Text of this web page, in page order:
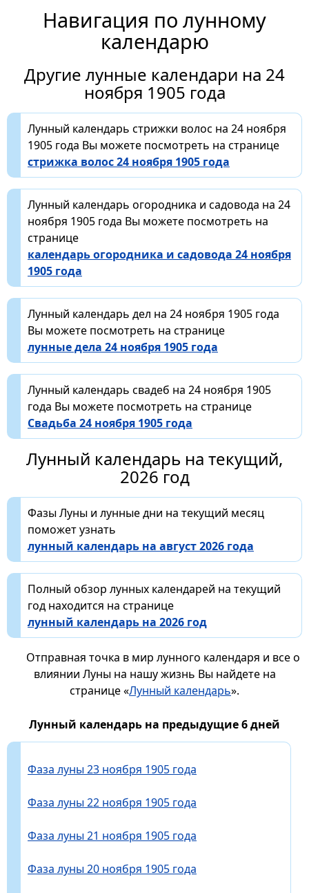
Навигация по лунному
календарю
Другие лунные календари на 24
ноября 1905 года
Лунный календарь стрижки волос на 24 ноября
1905 года Вы можете посмотреть на странице
стрижка волос 24 ноября 1905 года
Лунный календарь огородника и садовода на 24
ноября 1905 года Вы можете посмотреть на
странице
календарь огородника и садовода 24 ноября
1905 года
Лунный календарь дел на 24 ноября 1905 года
Вы можете посмотреть на странице
лунные дела 24 ноября 1905 года
Лунный календарь свадеб на 24 ноября 1905
года Вы можете посмотреть на странице
Свадьба 24 ноября 1905 года
Лунный календарь на текущий,
2026 год
Фазы Луны и лунные дни на текущий месяц
поможет узнать
лунный календарь на август 2026 года
Полный обзор лунных календарей на текущий
год находится на странице
лунный календарь на 2026 год
Отправная точка в мир лунного календаря и все о
влиянии Луны на нашу жизнь Вы найдете на
странице «Лунный календарь».
Лунный календарь на предыдущие 6 дней
Фаза луны 23 ноября 1905 года
Фаза луны 22 ноября 1905 года
Фаза луны 21 ноября 1905 года
Фаза луны 20 ноября 1905 года